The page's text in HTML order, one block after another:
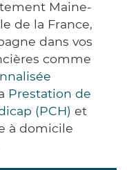
Maine-
de la France,
dans vos
comme
Prestation de
(PCH) et
à domicile